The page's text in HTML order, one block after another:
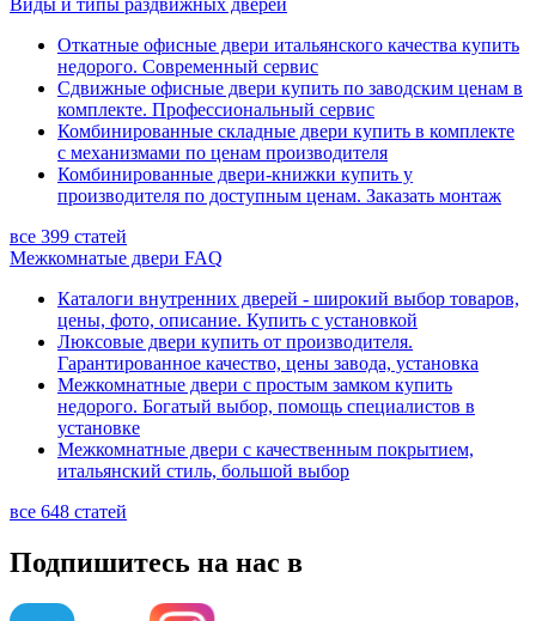
Откатные офисные двери итальянского качества купить
недорого. Современный сервис
Сдвижные офисные двери купить по заводским ценам в
комплекте. Профессиональный сервис
Комбинированные складные двери купить в комплекте
с механизмами по ценам производителя
Комбинированные двери-книжки купить у
производителя по доступным ценам. Заказать монтаж
все 399 статей
Межкомнатые двери FAQ
Каталоги внутренних дверей - широкий выбор товаров,
цены, фото, описание. Купить с установкой
Люксовые двери купить от производителя.
Гарантированное качество, цены завода, установка
Межкомнатные двери с простым замком купить
недорого. Богатый выбор, помощь специалистов в
установке
Межкомнатные двери с качественным покрытием,
итальянский стиль, большой выбор
все 648 статей
Подпишитесь на нас в